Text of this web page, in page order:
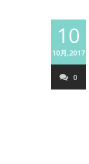
10
10月,2017
0